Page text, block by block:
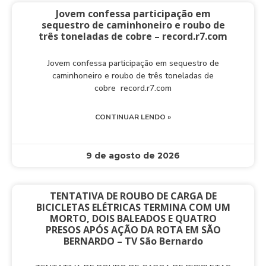
Jovem confessa participação em
sequestro de caminhoneiro e roubo de
três toneladas de cobre – record.r7.com
Jovem confessa participação em sequestro de
caminhoneiro e roubo de três toneladas de
cobre record.r7.com
CONTINUAR LENDO »
9 de agosto de 2026
TENTATIVA DE ROUBO DE CARGA DE
BICICLETAS ELÉTRICAS TERMINA COM UM
MORTO, DOIS BALEADOS E QUATRO
PRESOS APÓS AÇÃO DA ROTA EM SÃO
BERNARDO – TV São Bernardo